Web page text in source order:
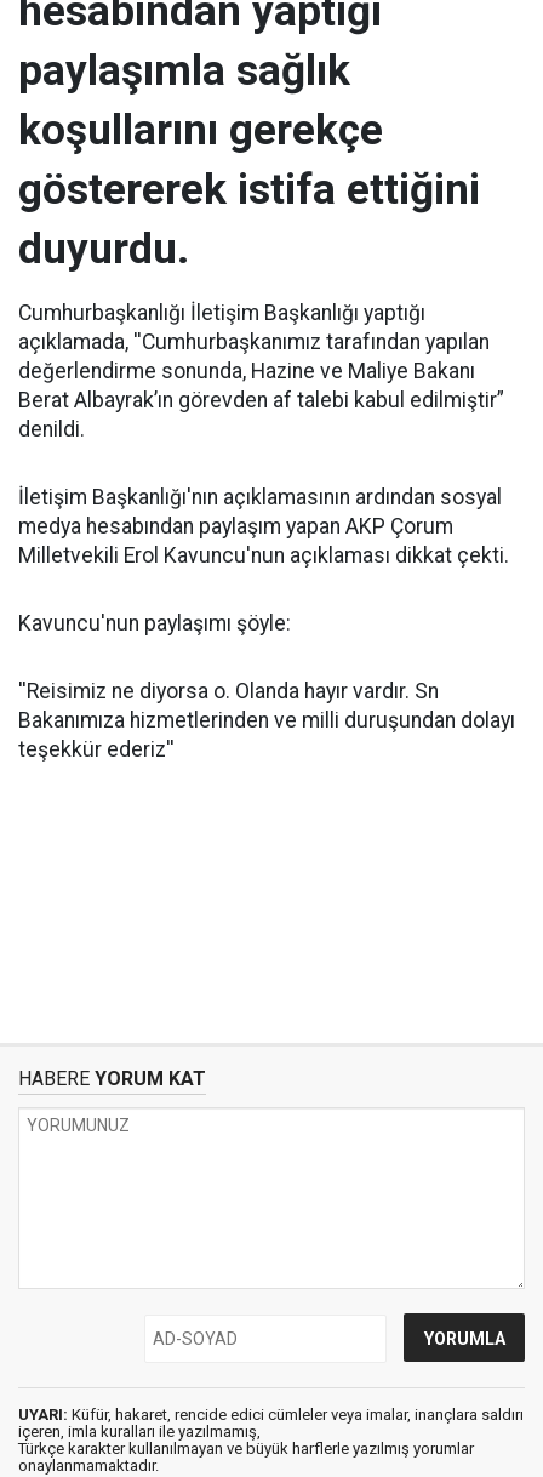
hesabından yaptığı
paylaşımla sağlık
koşullarını gerekçe
göstererek istifa ettiğini
duyurdu.
Cumhurbaşkanlığı İletişim Başkanlığı yaptığı
açıklamada, ''Cumhurbaşkanımız tarafından yapılan
değerlendirme sonunda, Hazine ve Maliye Bakanı
Berat Albayrak’ın görevden af talebi kabul edilmiştir”
denildi.
İletişim Başkanlığı'nın açıklamasının ardından sosyal
medya hesabından paylaşım yapan AKP Çorum
Milletvekili Erol Kavuncu'nun açıklaması dikkat çekti.
Kavuncu'nun paylaşımı şöyle:
''Reisimiz ne diyorsa o. Olanda hayır vardır. Sn
Bakanımıza hizmetlerinden ve milli duruşundan dolayı
teşekkür ederiz''
HABERE YORUM KAT
UYARI: Küfür, hakaret, rencide edici cümleler veya imalar, inançlara saldırı
içeren, imla kuralları ile yazılmamış,
Türkçe karakter kullanılmayan ve büyük harflerle yazılmış yorumlar
onaylanmamaktadır.